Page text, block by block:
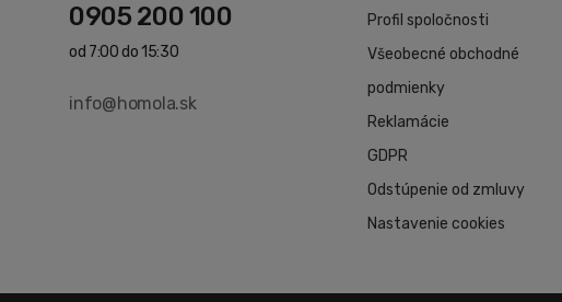
0905 200 100
od 7:00 do 15:30
info@homola.sk
Profil spoločnosti
Všeobecné obchodné
podmienky
Reklamácie
GDPR
Odstúpenie od zmluvy
Nastavenie cookies